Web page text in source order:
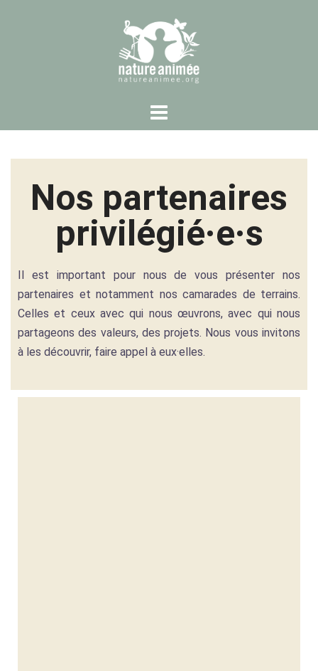
Nos partenaires
privilégié·e·s
Il est important pour nous de vous présenter nos
partenaires et notamment nos camarades de terrains.
Celles et ceux avec qui nous œuvrons, avec qui nous
partageons des valeurs, des projets. Nous vous invitons
à les découvrir, faire appel à eux·elles.